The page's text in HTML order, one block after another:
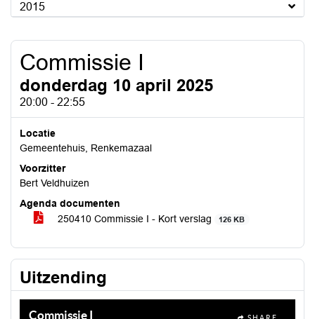
2015
Commissie I
donderdag 10 april 2025
20:00 - 22:55
Locatie
Gemeentehuis, Renkemazaal
Voorzitter
Bert Veldhuizen
Agenda documenten
250410 Commissie I - Kort verslag
126 KB
Uitzending